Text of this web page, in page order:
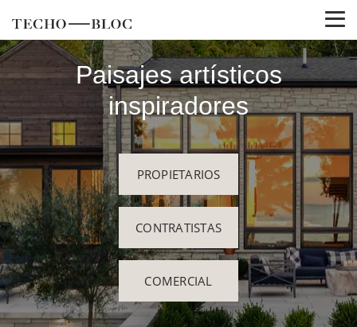
Paisajes artísticos
inspiradores
PROPIETARIOS
CONTRATISTAS
COMERCIAL